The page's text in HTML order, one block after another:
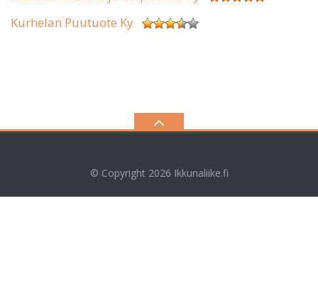
Kurhelan Puutuote Ky
© Copyright 2026 Ikkunaliike.fi